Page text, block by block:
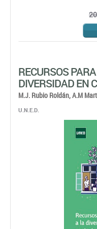
RECURSOS
DIVERSIDAD EN
M.J. Rubio Roldán,A.M
U.N.E.D.